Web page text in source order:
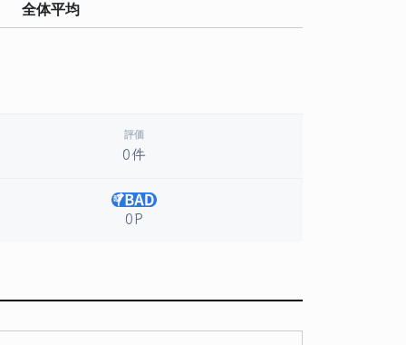
全体平均
評価
0件
0P